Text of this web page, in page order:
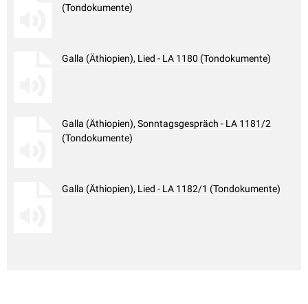
(Tondokumente)
Galla (Äthiopien), Lied - LA 1180 (Tondokumente)
Galla (Äthiopien), Sonntagsgespräch - LA 1181/2
(Tondokumente)
Galla (Äthiopien), Lied - LA 1182/1 (Tondokumente)